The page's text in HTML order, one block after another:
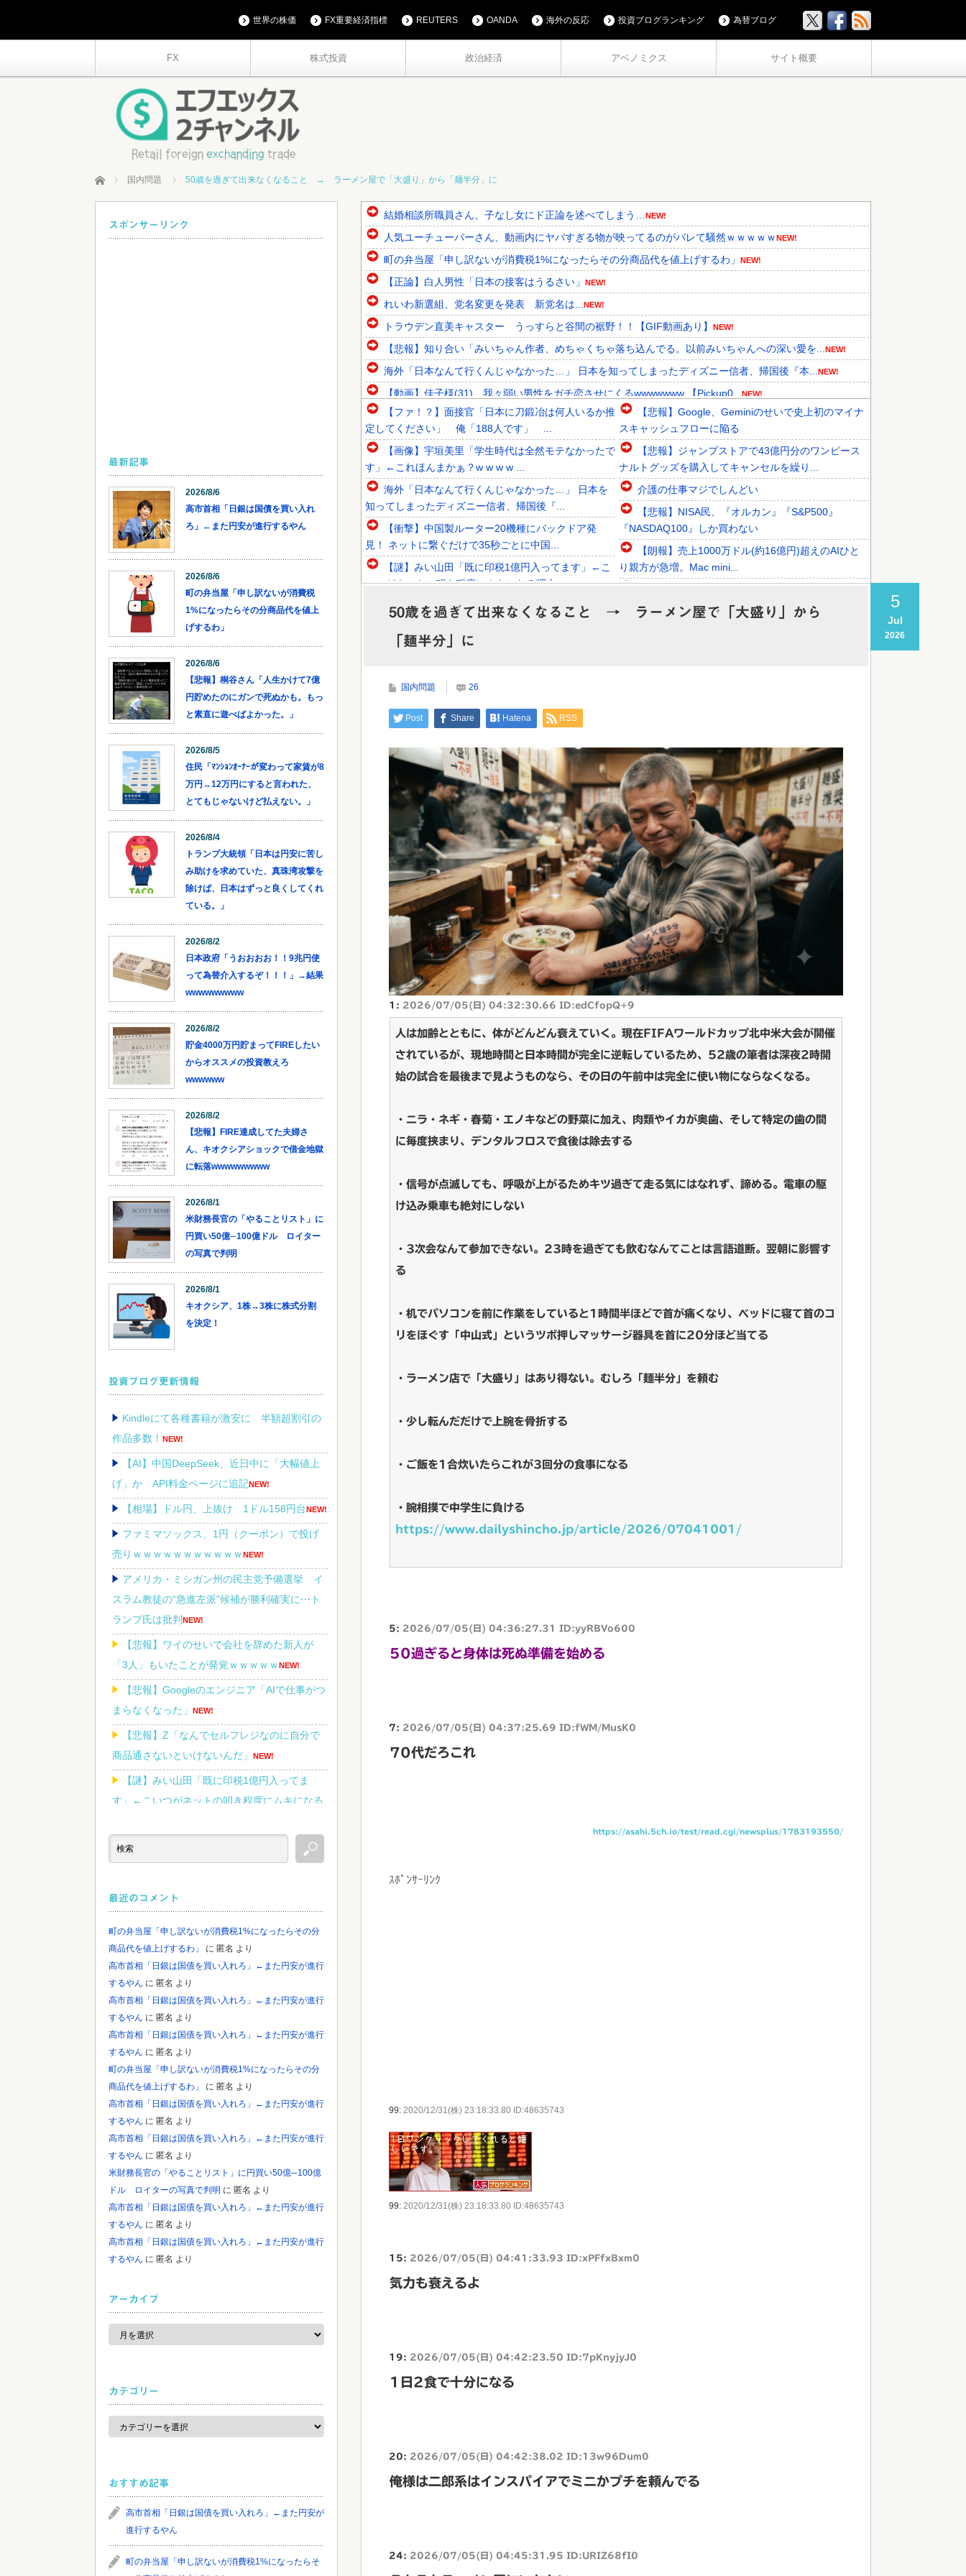
FX 株式投資 政治経済 アベノミクス サイト概要
世界の株価 FX重要経済指標 REUTERS OANDA 海外の反応 投資ブログランキング 為替ブログ
ホーム 国内問題 50歳を過ぎて出来なくなること → ラーメン屋で「大盛り」から「麺半分」に
結婚相談所職員さん、子なし女にド正論を述べてしまう… NEW!
人気ユーチューバーさん、動画内にヤバすぎる物が映ってるのがバレて騒然ｗｗｗｗｗNEW!
町の弁当屋「申し訳ないが消費税1%になったらその分商品代を値上げするわ」 NEW!
【正論】白人男性「日本の接客はうるさい」 NEW!
れいわ新選組、党名変更を発表 新党名は... NEW!
トラウデン直美キャスター うっすらと谷間の裾野！！【GIF動画あり】 NEW!
【悲報】知り合い「みいちゃん作者、めちゃくちゃ落ち込んでる。以前みいちゃんへの深い愛を... NEW!
海外「日本なんて行くんじゃなかった…」 日本を知ってしまったディズニー信者、帰国後『本... NEW!
【動画】佳子様(31)、我々弱い男性をガチ恋させにくるwwwwwww 【Pickup0... NEW!
韓国人「SKハイニックスが10%台の暴落！外国人投資家と機関が売り越しを仕掛けコスピが...NEW!
韓国人「日本ではテーブルに肘をついてはいけない？日本の食事マナーが想像以上に厳格すぎて...NEW!
韓国人「1592年に現代の機械化部隊がタイムスリップした結果がこちらです」→「あまりの...
Powered by livedoor 相互RSS
【ファ！？】面接官「日本に刀鍛冶は何人いるか推
定してください」 俺「188人です」 ...
【画像】宇垣美里「学生時代は全然モテなかったで
す」←これほんまかぁ？w w w w ...
海外「日本なんて行くんじゃなかった…」 日本を
知ってしまったディズニー信者、帰国後『...
【衝撃】中国製ルーター20機種にバックドア発
見！ ネットに繋ぐだけで35秒ごとに中国...
【謎】みい山田「既に印税1億円入ってます」←こ
いつがネットの叩き程度にムキになる理由
【朗報】みいちゃんと山田さん、ハッピーエンド確
定 最後はママに埋葬される
無期刑の仮釈放、2025年は「わずか4人」2024年
【悲報】Google、Geminiのせいで史上初のマイナ
スキャッシュフローに陥る
【悲報】ジャンプストアで43億円分のワンピース
ナルトグッズを購入してキャンセルを繰り...
介護の仕事マジでしんどい
【悲報】NISA民、『オルカン』『S&P500』
『NASDAQ100』しか買わない
【朗報】売上1000万ドル(約16億円)超えのAIひと
り親方が急増。Mac mini...
カウントダウンが開始
5
Jul
2026
50歳を過ぎて出来なくなること → ラーメン屋で「大盛り」から
「麺半分」に
国内問題 26
Post Share Hatena RSS
1: 2026/07/05(日) 04:32:30.66 ID:edCfopQ+9
人は加齢とともに、体がどんどん衰えていく。現在FIFAワールドカップ北中米大会が開催
されているが、現地時間と日本時間が完全に逆転しているため、52歳の筆者は深夜2時開
始の試合を最後まで見ようものなら、その日の午前中は完全に使い物にならなくなる。
・ニラ・ネギ・春菊・エノキなどの野菜に加え、肉類やイカが奥歯、そして特定の歯の間
に毎度挟まり、デンタルフロスで食後は除去する
・信号が点滅しても、呼吸が上がるためキツ過ぎて走る気にはなれず、諦める。電車の駆
け込み乗車も絶対にしない
・3次会なんて参加できない。23時を過ぎても飲むなんてことは言語道断。翌朝に影響す
る
・机でパソコンを前に作業をしていると1時間半ほどで首が痛くなり、ベッドに寝て首のコ
リをほぐす「中山式」というツボ押しマッサージ器具を首に20分ほど当てる
・ラーメン店で「大盛り」はあり得ない。むしろ「麺半分」を頼む
・少し転んだだけで上腕を骨折する
・ご飯を1合炊いたらこれが3回分の食事になる
・腕相撲で中学生に負ける
https://www.dailyshincho.jp/article/2026/07041001/
5: 2026/07/05(日) 04:36:27.31 ID:yyRBVo600
50過ぎると身体は死ぬ準備を始める
7: 2026/07/05(日) 04:37:25.69 ID:fWM/MusK0
70代だろこれ
https://asahi.5ch.io/test/read.cgi/newsplus/1783193550/
ｽﾎﾟﾝｻｰﾘﾝｸ
99: 2020/12/31(株) 23:18:33.80 ID:48635743
99: 2020/12/31(株) 23:18:33.80 ID:48635743
15: 2026/07/05(日) 04:41:33.93 ID:xPFfxBxm0
気力も衰えるよ
19: 2026/07/05(日) 04:42:23.50 ID:7pKnyjyJ0
1日2食で十分になる
20: 2026/07/05(日) 04:42:38.02 ID:13w96Dum0
俺様は二郎系はインスパイアでミニかプチを頼んでる
24: 2026/07/05(日) 04:45:31.95 ID:URIZ68fI0
スポンサーリンク
最新記事
2026/8/6
高市首相「日銀は国債を買い入れ
ろ」←また円安が進行するやん
2026/8/6
町の弁当屋「申し訳ないが消費税
1%になったらその分商品代を値上
げするわ」
2026/8/6
【悲報】桐谷さん「人生かけて7億
円貯めたのにガンで死ぬかも。もっ
と素直に遊べばよかった。」
2026/8/5
住民「ﾏﾝｼｮﾝｵｰﾅｰが変わって家賃が8
万円→12万円にすると言われた、
とてもじゃないけど払えない。」
2026/8/4
トランプ大統領「日本は円安に苦し
み助けを求めていた、真珠湾攻撃を
除けば、日本はずっと良くしてくれ
ている。」
2026/8/2
日本政府「うおおおお！！9兆円使
って為替介入するぞ！！！」→結果
wwwwwwwww
2026/8/2
貯金4000万円貯まってFIREしたい
からオススメの投資教えろ
wwwwww
2026/8/2
【悲報】FIRE達成してた夫婦さ
ん、キオクシアショックで借金地獄
に転落wwwwwwwww
2026/8/1
米財務長官の「やることリスト」に
円買い50億─100億ドル ロイター
の写真で判明
2026/8/1
キオクシア、1株→3株に株式分割
を決定！
投資ブログ更新情報
Kindleにて各種書籍が激安に 半額超割引の
作品多数！ NEW!
【AI】中国DeepSeek、近日中に「大幅値上
げ」か API料金ページに追記NEW!
【相場】ドル円、上抜け 1ドル158円台NEW!
ファミマソックス、1円（クーポン）で投げ
売りｗｗｗｗｗｗｗｗｗｗｗNEW!
アメリカ・ミシガン州の民主党予備選挙 イ
スラム教徒の“急進左派”候補が勝利確実に⋯ト
ランプ氏は批判 NEW!
【悲報】ワイのせいで会社を辞めた新人が
「3人」もいたことが発覚ｗｗｗｗｗNEW!
【悲報】Googleのエンジニア「AIで仕事がつ
まらなくなった」
NEW!
【悲報】Z「なんでセルフレジなのに自分で
商品通さないといけないんだ」
NEW!
【謎】みい山田「既に印税1億円入ってま
す」←こいつがネットの叩き程度にムキになる
Powered by livedoor 相互RSS
最近のコメント
町の弁当屋「申し訳ないが消費税1%になったらその分
商品代を値上げするわ」
に 匿名 より
高市首相「日銀は国債を買い入れろ」←また円安が進行
するやん に 匿名 より
高市首相「日銀は国債を買い入れろ」←また円安が進行
するやん に 匿名 より
高市首相「日銀は国債を買い入れろ」←また円安が進行
するやん に 匿名 より
町の弁当屋「申し訳ないが消費税1%になったらその分
商品代を値上げするわ」
に 匿名 より
高市首相「日銀は国債を買い入れろ」←また円安が進行
するやん に 匿名 より
高市首相「日銀は国債を買い入れろ」←また円安が進行
するやん に 匿名 より
米財務長官の「やることリスト」に円買い50億─100億
ドル ロイターの写真で判明 に 匿名 より
高市首相「日銀は国債を買い入れろ」←また円安が進行
するやん に 匿名 より
高市首相「日銀は国債を買い入れろ」←また円安が進行
するやん に 匿名 より
アーカイブ
ア
カ
カテゴリー
カ
ゴ
おすすめ記事
高市首相「日銀は国債を買い入れろ」←また円安が
進行するやん
町の弁当屋「申し訳ないが消費税1%になったらそ